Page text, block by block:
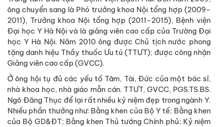
ông chuyển sang là Phó trưởng khoa Nội tổng hợp (2009-
2011), Trưởng khoa Nội tổng hợp (2011-2015), Bệnh viện
Đại học Y Hà Nội và là giảng viên cao cấp của Trường Đại
học Y Hà Nội. Năm 2010 ông được Chủ tịch nước phong
tặng danh hiệu Thầy thuốc Ưu tú (TTƯT); được công nhận
Giảng viên cao cấp (GVCC).
Ở ông hội tụ đủ các yếu tố Tâm, Tài, Đức của một bác sĩ,
nhà khoa học, nhà giáo mẫn cán. TTƯT, GVCC, PGS.TS.BS.
Ngô Đăng Thục để lại rất nhiều kỷ niệm đẹp trong ngành Y.
Nhiều phần thưởng như: Bằng khen của Bộ Y tế; Bằng khen
của Bộ GD&ĐT; Bằng khen Thủ tướng Chính phủ; Kỷ niệm